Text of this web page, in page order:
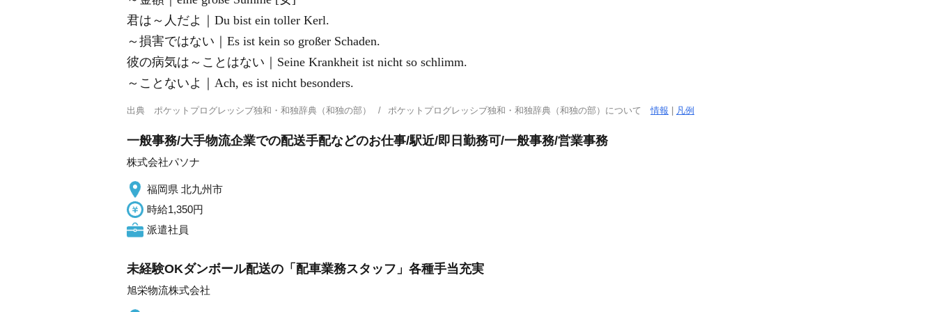
君は～人だよ｜Du bist ein toller Kerl.
～損害ではない｜Es ist kein so großer Schaden.
彼の病気は～ことはない｜Seine Krankheit ist nicht so schlimm.
～ことないよ｜Ach, es ist nicht besonders.
出典 ポケットプログレッシブ独和・和独辞典（和独の部） ポケットプログレッシブ独和・和独辞典（和独の部）について情報 凡例
一般事務/大手物流企業での配送手配などのお仕事/駅近/即日勤務可/一般事務/営業事務
株式会社パソナ
福岡県 北九州市
時給1,350円
派遣社員
未経験OKダンボール配送の「配車業務スタッフ」各種手当充実
旭栄物流株式会社